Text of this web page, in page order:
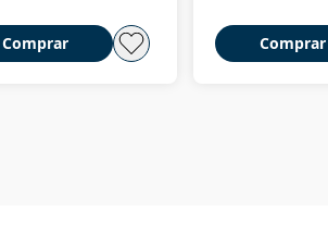
Comprar Comprar